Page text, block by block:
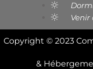
Venir
Copyright © 2023
&